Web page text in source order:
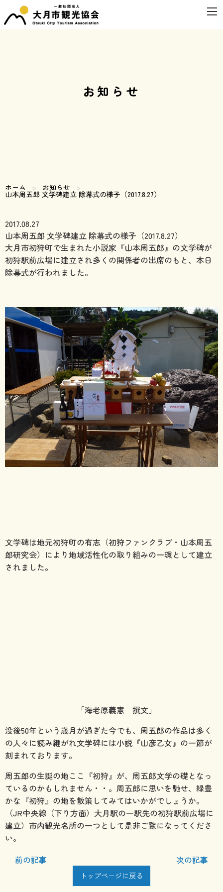
お知らせ
ホーム お知らせ
現在のページ:
山本周五郎 文学碑建立 除幕式の様子（2017.8.27）
2017.08.27
山本周五郎 文学碑建立 除幕式の様子（2017.8.27）
大月市初狩町で生まれた小説家『山本周五郎』の文学碑が
初狩駅前広場に建立され多くの関係者の出席のもと、本日
除幕式が行われました。
文学碑は地元初狩町の有志（初狩ファンクラブ・山本周五
郎研究会）により地域活性化の取り組みの一環として建立
されました。
「海老原義憲 撰文」
没後50年という歳月が過ぎた今でも、周五郎の作品は多く
の人々に読み継がれ文学碑には小説『山彦乙女』の一節が
刻まれております。
周五郎の生誕の地ここ『初狩』が、周五郎文学の礎となっ
ているのかもしれません・・。周五郎に思いを馳せ、緑豊
かな『初狩』の地を散策してみてはいかがでしょうか。
（JR中央線（下り方面）大月駅の一駅先の初狩駅前広場に
建立）市内観光名所の一つとして是非ご覧になってくださ
い。
前の記事
次の記事
トップページに戻る